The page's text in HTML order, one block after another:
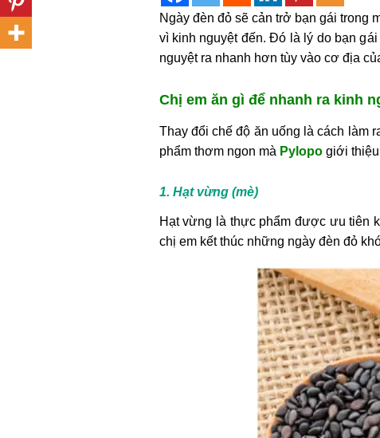
Ngày đèn đỏ sẽ cản trở bạn gái trong
vì kinh nguyệt đến. Đó là lý do bạn
nguyệt ra nhanh hơn tùy vào cơ địa
Chị em ăn gì để nhanh ra kinh
Thay đổi chế độ ăn uống là cách làm
phẩm thơm ngon mà Pylopogiới
1. Hạt vừng (mè)
Hạt vừng là thực phẩm được ưu tiên
chị em kết thúc những ngày đèn đỏ